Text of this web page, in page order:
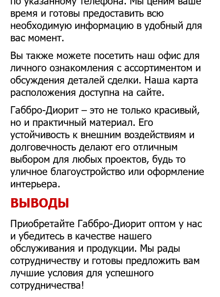
время и готовы предоставить всю
необходимую информацию в удобный для
вас момент.
Вы также можете посетить наш офис для
личного ознакомления с ассортиментом и
обсуждения деталей сделки. Наша карта
расположения доступна на сайте.
Габбро-Диорит – это не только красивый,
но и практичный материал. Его
устойчивость к внешним воздействиям и
долговечность делают его отличным
выбором для любых проектов, будь то
уличное благоустройство или оформление
интерьера.
ВЫВОДЫ
Приобретайте Габбро-Диорит оптом у нас
и убедитесь в качестве нашего
обслуживания и продукции. Мы рады
сотрудничеству и готовы предложить вам
лучшие условия для успешного
сотрудничества!